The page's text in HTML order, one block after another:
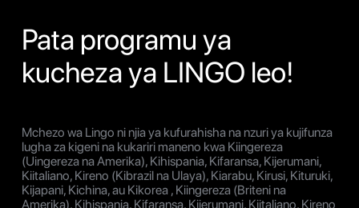
Pata programu ya
kucheza ya LINGO leo!
Mchezo wa Lingo ni njia ya kufurahisha na nzuri ya kujifunza
lugha za kigeni na kukariri maneno kwa Kiingereza
(Uingereza na Amerika), Kihispania, Kifaransa, Kijerumani,
Kiitaliano, Kireno (Kibrazil na Ulaya), Kiarabu, Kirusi, Kituruki,
Kijapani, Kichina, au Kikorea , Kiingereza (Briteni na
Amerika), Kihispania, Kifaransa, Kijerumani, Kiitaliano, Kireno